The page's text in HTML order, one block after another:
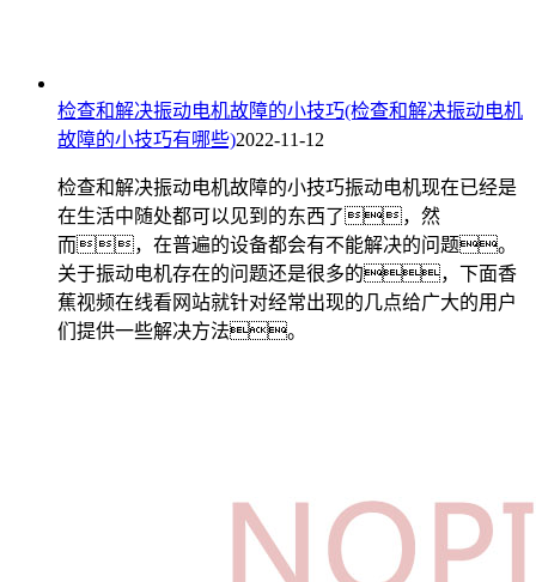
检查和解决振动电机故障的小技巧(检查和解决振动电机
故障的小技巧有哪些)2022-11-12
检查和解决振动电机故障的小技巧振动电机现在已经是
在生活中随处都可以见到的东西了，然
而，在普遍的设备都会有不能解决的问题。
关于振动电机存在的问题还是很多的，下面香
蕉视频在线看网站就针对经常出现的几点给广大的用户
们提供一些解决方法。